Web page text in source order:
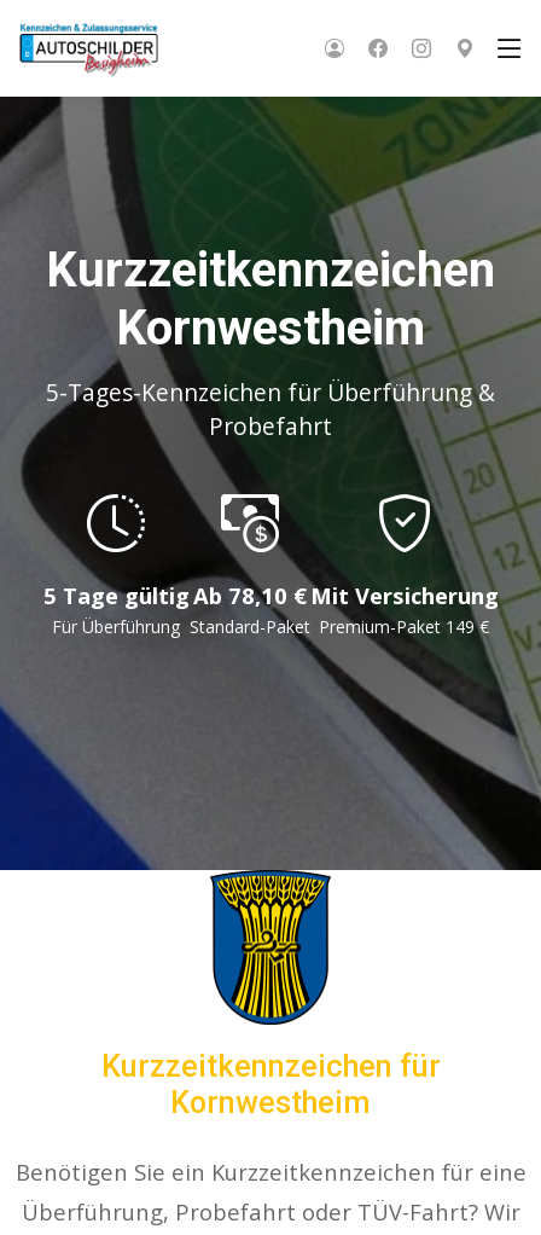
Kurzzeitkennzeichen
Kornwestheim
5-Tages-Kennzeichen für Überführung &
Probefahrt
5 Tage gültig
Für Überführung
Ab 78,10 €
Standard-Paket
Mit Versicherung
Premium-Paket 149 €
Kurzzeitkennzeichen für
Kornwestheim
Benötigen Sie ein Kurzzeitkennzeichen für eine
Überführung, Probefahrt oder TÜV-Fahrt? Wir